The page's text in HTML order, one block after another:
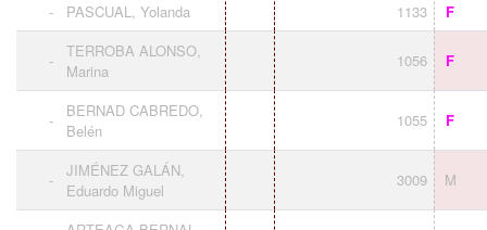
-
PASCUAL, Yolanda 1133 F
-
TERROBA ALONSO,
Marina
1056 F
-
BERNAD CABREDO,
Belén
1055 F
-
JIMÉNEZ GALÁN,
Eduardo Miguel
3009 M